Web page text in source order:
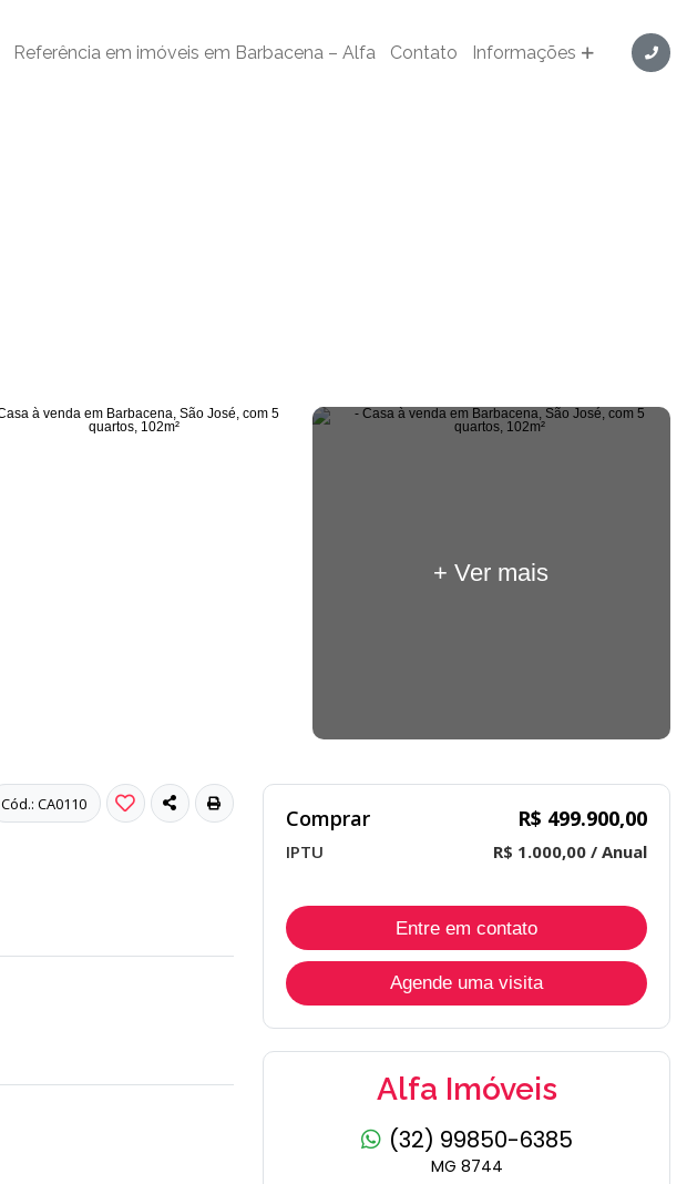
Referência em imóveis em Barbacena – Alfa Contato Informações
+ Ver mais
Cód.: CA0110
Comprar R$ 499.900,00
IPTU R$ 1.000,00 / Anual
Entre em contato
Agende uma visita
Alfa Imóveis
(32) 99850-6385
MG 8744